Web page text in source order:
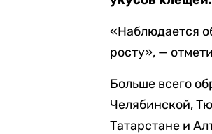
«Наблюдается
росту», —
Больше всего
Челябинской,
Татарстане и